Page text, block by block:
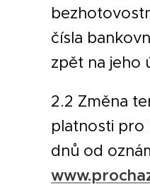
čísla
zpět na jeho
2.2 Změna
platnosti pro
dnů od